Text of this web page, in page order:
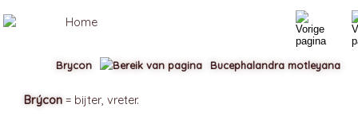
Brýcon = bijter, vreter.
Brycon Bucephalandra motleyana